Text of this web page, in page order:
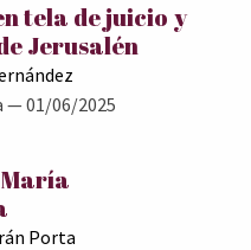
tela de juicio y
Jerusalén
— 01/06/2025
Porta